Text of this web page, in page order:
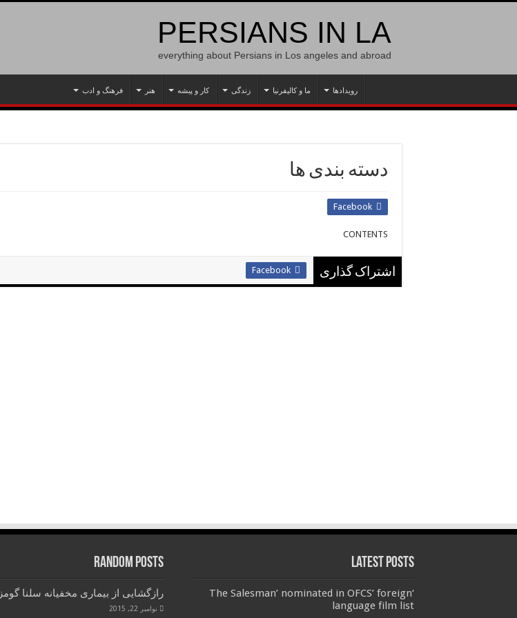
PERSIANS IN LA
everything about Persians in Los angeles and abroad
رویدادها ما و کالیفرنیا زندگی کار و پیشه هنر فرهنگ و ادب
دسته بندی ها
Facebook
CONTENTS
اشتراک گذاری Facebook
Latest Posts
‘The Salesman’ nominated in OFCS’ foreign
language film list
Random Posts
رازگشایی از بیماری مخفیانه سلنا گومز
نوامبر 22, 2015